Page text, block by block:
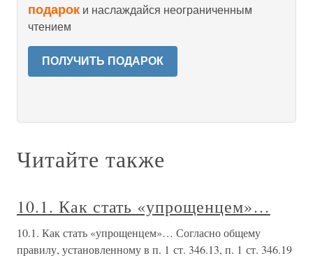
подарок и наслаждайся неограниченным
чтением
ПОЛУЧИТЬ ПОДАРОК
Читайте также
10.1. Как стать «упрощенцем»…
10.1. Как стать «упрощенцем»… Согласно общему
правилу, установленному в п. 1 ст. 346.13, п. 1 ст. 346.19